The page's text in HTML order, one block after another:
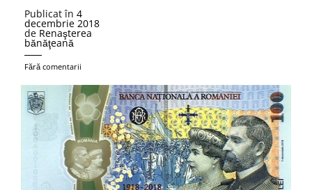
Publicat în 4
decembrie 2018
de Renaşterea
bănăţeană
Fără comentarii